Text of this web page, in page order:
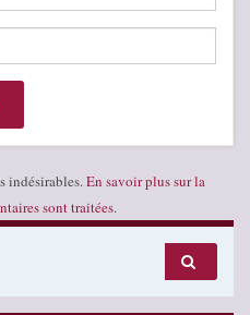
indésirables. En savoir plus sur la
sont traitées.